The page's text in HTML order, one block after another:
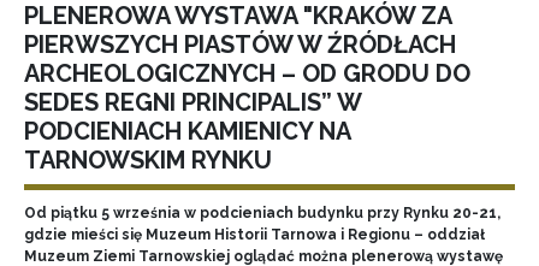
PLENEROWA WYSTAWA "KRAKÓW ZA
PIERWSZYCH PIASTÓW W ŹRÓDŁACH
ARCHEOLOGICZNYCH – OD GRODU DO
SEDES REGNI PRINCIPALIS” W
PODCIENIACH KAMIENICY NA
TARNOWSKIM RYNKU
Od piątku 5 września w podcieniach budynku przy Rynku 20-21,
gdzie mieści się Muzeum Historii Tarnowa i Regionu – oddział
Muzeum Ziemi Tarnowskiej oglądać można plenerową wystawę